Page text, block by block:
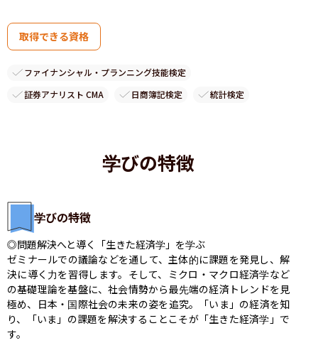
取得できる資格
ファイナンシャル・プランニング技能検定
証券アナリスト CMA
日商簿記検定 統計検定
学びの特徴
学びの特徴
◎問題解決へと導く「生きた経済学」を学ぶ
ゼミナールでの議論などを通して、主体的に課題を発見し、解
決に導く力を習得します。そして、ミクロ・マクロ経済学など
の基礎理論を基盤に、社会情勢から最先端の経済トレンドを見
極め、日本・国際社会の未来の姿を追究。「いま」の経済を知
り、「いま」の課題を解決することこそが「生きた経済学」で
す。